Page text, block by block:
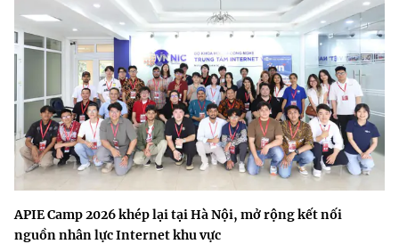
APIE Camp 2026 khép lại tại Hà Nội, mở rộng kết nối
nguồn nhân lực Internet khu vực